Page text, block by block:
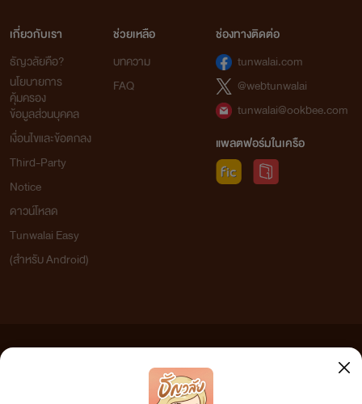
เกี่ยวกับเรา
ธัญวลัยคือ?
นโยบายการ
คุ้มครอง
ข้อมูลส่วนบุคคล
เงื่อนไขและข้อตกลง
Third-Party
Notice
ดาวน์โหลด
Tunwalai Easy
(สำหรับ Android)
ช่วยเหลือ
บทความ
FAQ
ช่องทางติดต่อ
tunwalai.com
@webtunwalai
tunwalai@ookbee.com
แพลตฟอร์มในเครือ
เว็บไซต์แห่งนี้ไม่ได้เห็นด้วยและไม่ขอรับผิดชอบต่อข้อความใดๆ ทั้งสิ้น ดังนั้นผู้อ่านทุกท่านโปรดใช้
วิจารณญาณในการกลั่นกรองด้วยตนเอง และหากท่านพบข้อความใดๆ ที่ขัดต่อกฎหมายและศีลธรรม